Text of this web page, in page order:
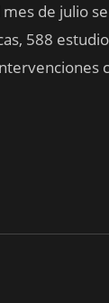
de julio
588